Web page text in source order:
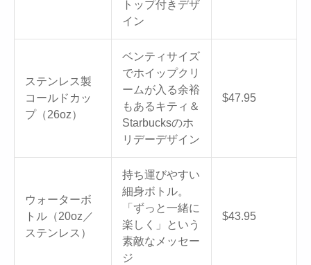
トップ付きデザ
イン
ステンレス製
コールドカッ
プ（26oz）
ベンティサイズ
でホイップクリ
ームが入る余裕
もあるキティ＆
Starbucksのホ
リデーデザイン
$47.95
ウォーターボ
トル（20oz／
ステンレス）
持ち運びやすい
細身ボトル。
「ずっと一緒に
楽しく」という
素敵なメッセー
ジ
$43.95